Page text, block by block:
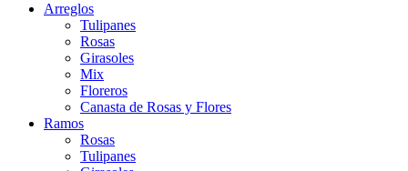
Arreglos
Tulipanes
Rosas
Girasoles
Mix
Floreros
Canasta de Rosas y Flores
Ramos
Rosas
Tulipanes